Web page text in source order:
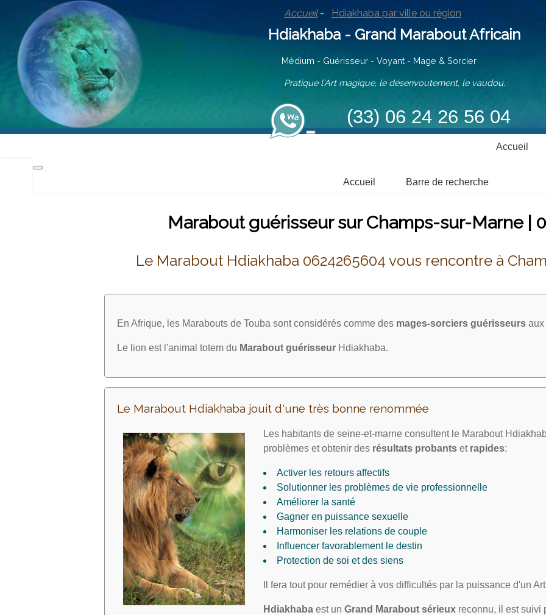
Accueil - Hdiakhaba par ville ou région
Hdiakhaba - Grand Marabout Africain
Médium - Guérisseur - Voyant - Mage & Sorcier
Pratique l'Art magique, le désenvoutement, le vaudou.
(33) 06 24 26 56 04
Accueil
Accueil Barre de recherche
Marabout guérisseur sur Champs-sur-Marne |
Le Marabout Hdiakhaba 0624265604 vous rencontre à
En Afrique, les Marabouts de Touba sont considérés comme des mages-sorciers guérisseurs aux
Le lion est l'animal totem du Marabout guérisseur Hdiakhaba.
Le Marabout Hdiakhaba jouit d'une très bonne renommée
Les habitants de seine-et-marne consultent le Marabout
problèmes et obtenir des résultats probants et rapides:
Activer les retours affectifs
Solutionner les problèmes de vie professionnelle
Améliorer la santé
Gagner en puissance sexuelle
Harmoniser les relations de couple
Influencer favorablement le destin
Protection de soi et des siens
Il fera tout pour remédier à vos difficultés par la puissance d'un
Hdiakhaba est un Grand Marabout sérieux reconnu, il est suivi